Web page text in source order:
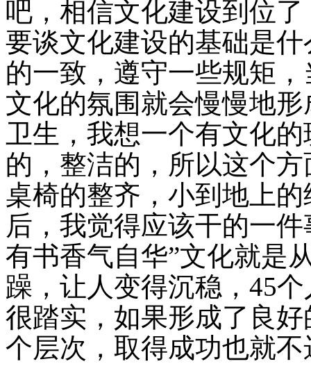
吧，相信文化建设到位
要谈文化建设的基础是
的一致，遵守一些规矩
文化的氛围就会慢慢地
卫生，我想一个有文化
的，整洁的，所以这个
桌椅的整齐，小到地上
后，我觉得应该干的一
有书香气自华”文化就是
躁，让人变得沉稳， 45个
很踏实，如果形成了良
个层次，取得成功也就不